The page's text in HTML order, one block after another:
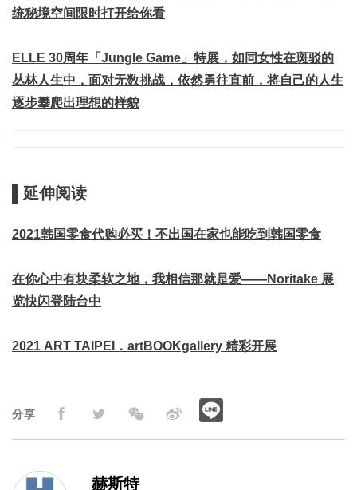
统秘境空间限时打开给你看
ELLE 30周年「Jungle Game」特展，如同女性在斑驳的
丛林人生中，面对无数挑战，依然勇往直前，将自己的人生
逐步攀爬出理想的样貌
▌延伸阅读
2021韩国零食代购必买！不出国在家也能吃到韩国零食
在你心中有块柔软之地，我相信那就是爱——Noritake 展
览快闪登陆台中
2021 ART TAIPEI．artBOOKgallery 精彩开展
分享
赫斯特